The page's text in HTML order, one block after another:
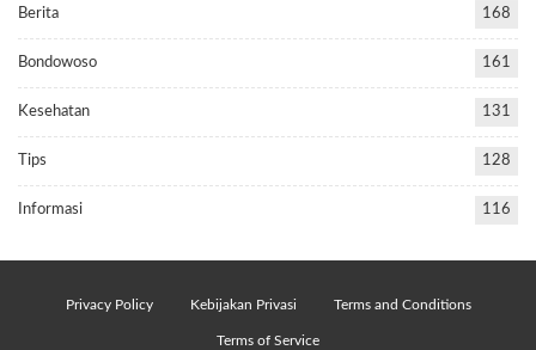
Berita 168
Bondowoso 161
Kesehatan 131
Tips 128
Informasi 116
Privacy Policy Kebijakan Privasi Terms and Conditions
Terms of Service